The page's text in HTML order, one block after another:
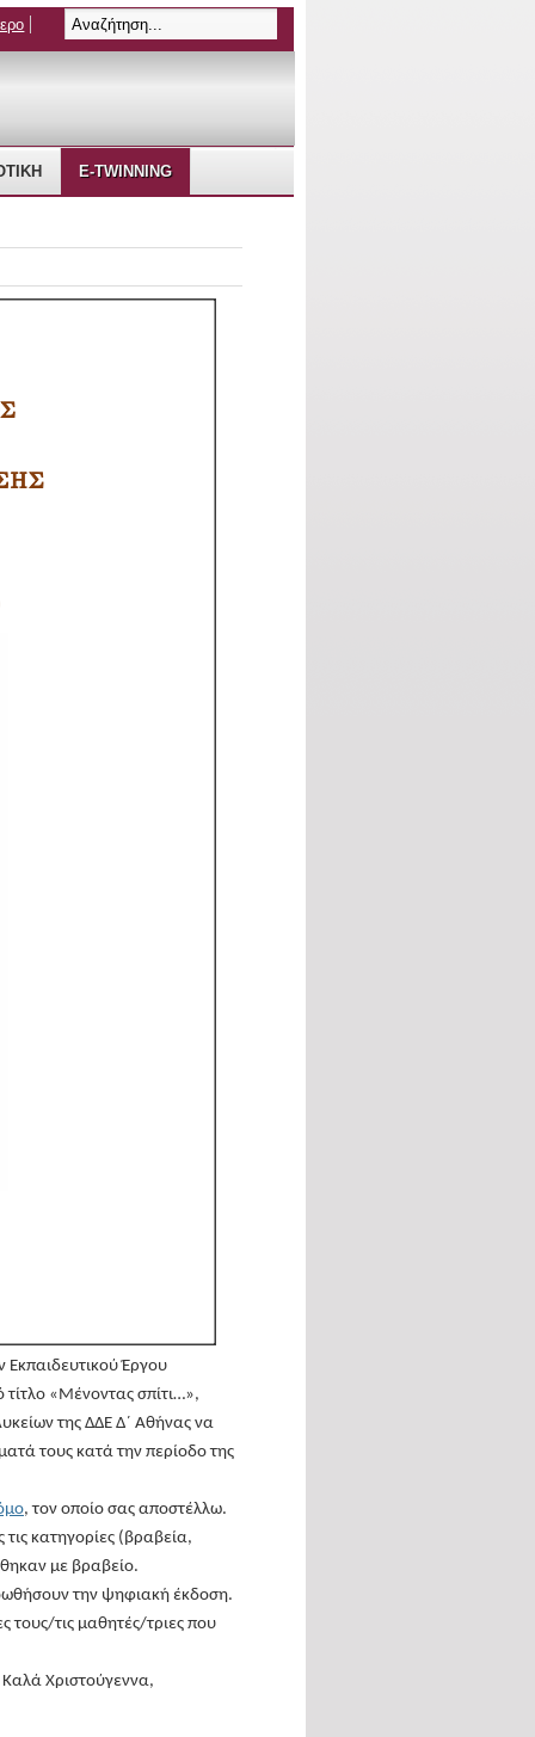
E-TWINNING
Εκπαιδευτικού Έργου
«Μένοντας σπίτι…»,
της ΔΔΕ Δ΄ Αθήνας να
τους κατά την περίοδο της
, τον οποίο σας αποστέλλω.
κατηγορίες (βραβεία,
με βραβείο.
την ψηφιακή έκδοση.
τους/τις μαθητές/τριες που
Καλά Χριστούγεννα,